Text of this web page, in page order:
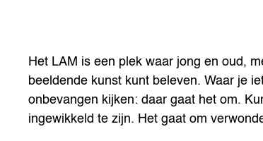
Het LAM is een plek waar jong en oud,
beeldende kunst kunt beleven. Waar je
onbevangen kijken: daar gaat het om.
ingewikkeld te zijn. Het gaat om